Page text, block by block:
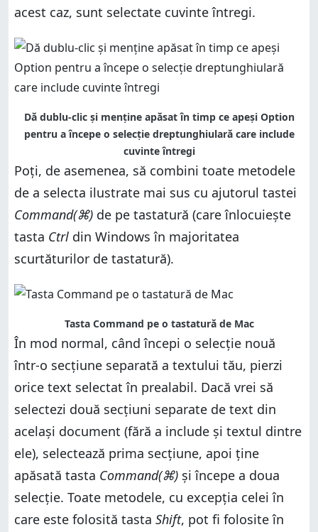
acest caz, sunt selectate cuvinte întregi.
Dă dublu-clic și menține apăsat în timp ce apeși Option
pentru a începe o selecție dreptunghiulară care include
cuvinte întregi
Poți, de asemenea, să combini toate metodele
de a selecta ilustrate mai sus cu ajutorul tastei
Command(⌘) de pe tastatură (care înlocuiește
tasta Ctrl din Windows în majoritatea
scurtăturilor de tastatură).
Tasta Command pe o tastatură de Mac
În mod normal, când începi o selecție nouă
într-o secțiune separată a textului tău, pierzi
orice text selectat în prealabil. Dacă vrei să
selectezi două secțiuni separate de text din
același document (fără a include și textul dintre
ele), selectează prima secțiune, apoi ține
apăsată tasta Command(⌘) și începe a doua
selecție. Toate metodele, cu excepția celei în
care este folosită tasta Shift, pot fi folosite în